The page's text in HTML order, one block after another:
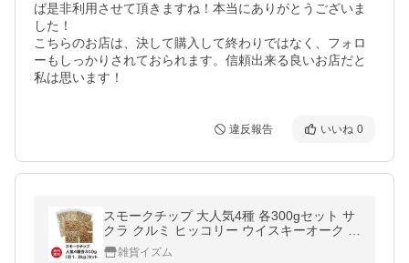
ば是非利用させて頂きますね！本当にありがとうございま
した！
こちらのお店は、決して購入して終わりではなく、フォロ
ーもしっかりされておられます。信頼出来る良いお店だと
私は思います！
違反報告 いいね 0
スモークチップ 大人気4種 各300gセット サ
クラ クルミ ヒッコリー ウイスキーオーク 燻
製 チップ くんせい さくら
雑貨イズム